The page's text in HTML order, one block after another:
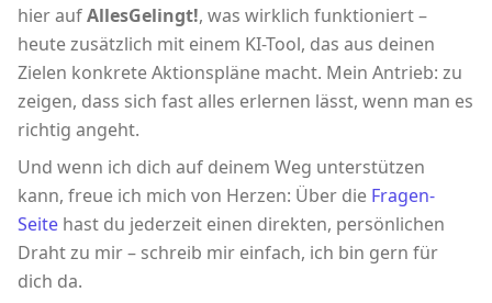
hier aufAllesGelingt!, was wirklich funktioniert –
heute zusätzlich mit einem KI-Tool, das aus deinen
Zielen konkrete Aktionspläne macht. Mein Antrieb: zu
zeigen, dass sich fast alles erlernen lässt, wenn man es
richtig angeht.
Und wenn ich dich auf deinem Weg unterstützen
kann, freue ich mich von Herzen: Über die Fragen-
Seite hast du jederzeit einen direkten, persönlichen
Draht zu mir – schreib mir einfach, ich bin gern für
dich da.